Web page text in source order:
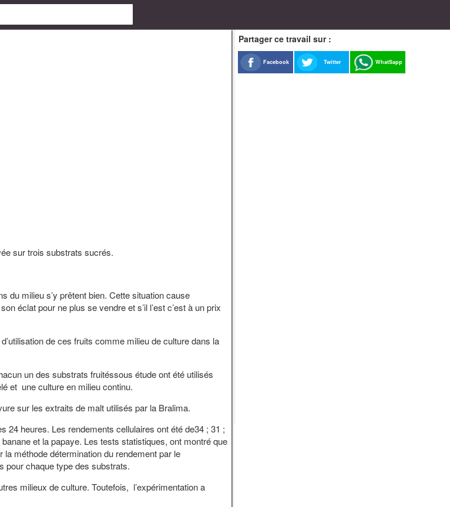
sur trois substrats sucrés.
du milieu s’y prêtent bien. Cette situation cause
éclat pour ne plus se vendre et s’il l’est c’est à un prix
de ces fruits comme milieu de culture dans la
un des substrats fruitéssous étude ont été utilisés
et une culture en milieu continu.
sur les extraits de malt utilisés par la Bralima.
heures. Les rendements cellulaires ont été de34 ; 31 ;
et la papaye. Les tests statistiques, ont montré que
méthode détermination du rendement par le
pour chaque type des substrats.
milieux de culture. Toutefois, l’expérimentation a
Partager ce travail sur :
Facebook Twitter WhatSapp